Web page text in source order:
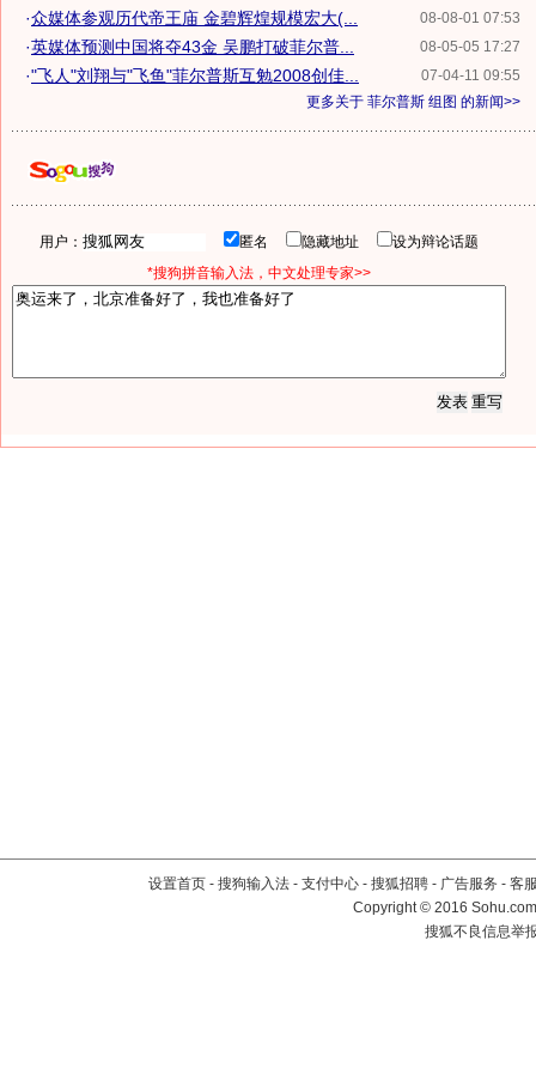
08-08-01 07:53
·众媒体参观历代帝王庙 金碧辉煌规模宏大(...
08-05-05 17:27
·英媒体预测中国将夺43金 吴鹏打破菲尔普...
07-04-11 09:55
·"飞人"刘翔与"飞鱼"菲尔普斯互勉2008创佳...
更多关于 菲尔普斯 组图 的新闻>>
用户： 匿名 隐藏地址
设为辩论话题
*搜狗拼音输入法，中文处理专家>>
设置首页 - 搜狗输入法 - 支付中心 - 搜狐招聘 - 广告服务 - 客
Copyright©2016
搜狐不良信息举